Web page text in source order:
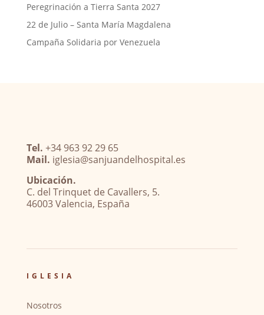
Peregrinación a Tierra Santa 2027
22 de Julio – Santa María Magdalena
Campaña Solidaria por Venezuela
Tel. +34 963 92 29 65
Mail. iglesia@sanjuandelhospital.es
Ubicación.
C. del Trinquet de Cavallers, 5.
46003 Valencia, España
IGLESIA
Nosotros